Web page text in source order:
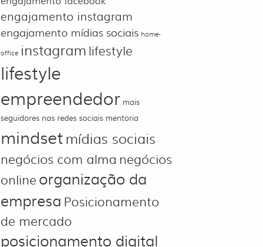
engajamento instagram
engajamento mídias sociais home-
office instagram lifestyle
lifestyle
empreendedor mais
seguidores nas redes sociais mentoria
mindset mídias sociais
negócios com alma negócios
onlineorganização da
empresa Posicionamento
de mercado
posicionamento digital